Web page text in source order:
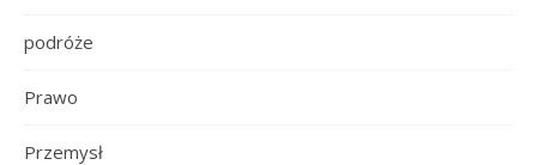
podróże
Prawo
Przemysł